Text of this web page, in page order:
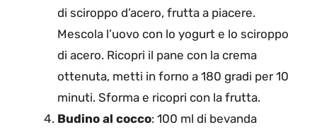
di sciroppo d’acero, frutta a piacere.
Mescola l’uovo con lo yogurt e lo sciroppo
di acero. Ricopri il pane con la crema
ottenuta, metti in forno a 180 gradi per 10
minuti. Sforma e ricopri con la frutta.
Budino al cocco: 100 ml di bevanda